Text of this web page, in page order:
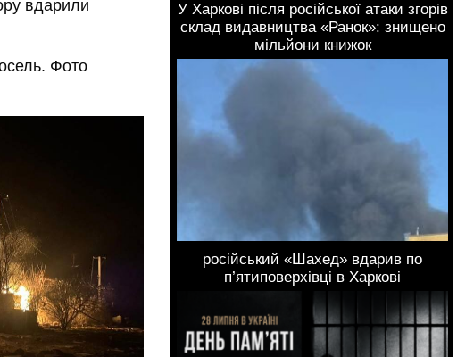
вдарили
Фото
У Харкові після російської атаки згорів
склад видавництва «Ранок»: знищено
мільйони книжок
російський «Шахед» вдарив по
п’ятиповерхівці в Харкові